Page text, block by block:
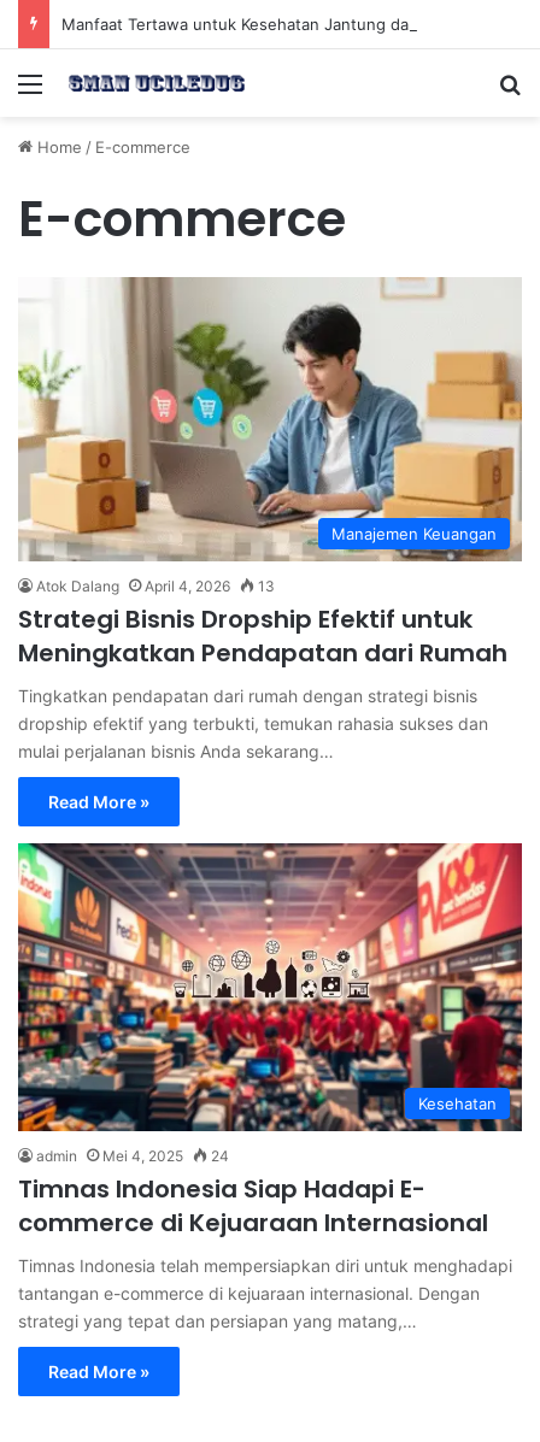
Menu
Home / E-commerce
E-commerce
Manajemen Keuangan
Atok Dalang April 4, 2026 13
Strategi Bisnis Dropship Efektif untuk
Meningkatkan Pendapatan dari Rumah
Tingkatkan pendapatan dari rumah dengan strategi bisnis
dropship efektif yang terbukti, temukan rahasia sukses dan
mulai perjalanan bisnis Anda sekarang…
Read More »
Kesehatan
admin Mei 4, 2025 24
Timnas Indonesia Siap Hadapi E-
commerce di Kejuaraan Internasional
Timnas Indonesia telah mempersiapkan diri untuk menghadapi
tantangan e-commerce di kejuaraan internasional. Dengan
strategi yang tepat dan persiapan yang matang,…
Read More »